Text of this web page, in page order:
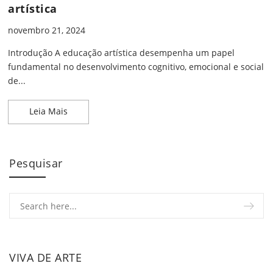
artística
novembro 21, 2024
Introdução A educação artística desempenha um papel
fundamental no desenvolvimento cognitivo, emocional e social
de...
Leia Mais
Pesquisar
VIVA DE ARTE